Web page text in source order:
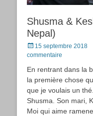
Shusma &
Nepal)
Posted
on
15 septembre 2018
commentaire
En rentrant dans la
la première chose
que je voulais un
Shusma. Son mari,
Moi qui aime